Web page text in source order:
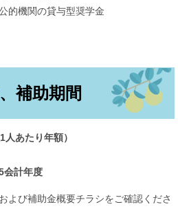
的機関の貸与型奨学金​
補助期間
あたり年額）
会計年度
よび補助金概要チラシをご確認くださ